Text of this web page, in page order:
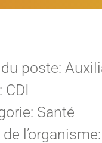
poste:
CDI
Santé